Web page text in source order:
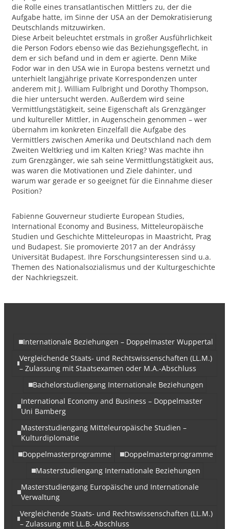
die Rolle eines transatlantischen Mittlers zu, der die
Aufgabe hatte, im Sinne der USA an der Demokratisierung
Deutschlands mitzuwirken.
Diese Arbeit beleuchtet erstmals in großer Ausführlichkeit
die Person Fodors ebenso wie das Beziehungsgeflecht, in
dem er sich befand und in dem er agierte. Denn Mike
Fodor war in den USA wie in Europa bestens vernetzt und
unterhielt langjährige private Korrespondenzen unter
anderem mit J. William Fulbright und Dorothy Thompson,
die hier untersucht werden. Außerdem wird seine
Vermittlungstätigkeit, seine Eigenschaft als Grenzgänger
und kultureller Mittler, in Augenschein genommen – wer
übernahm im konkreten Einzelfall die Aufgabe des
Vermittlers zwischen Amerika und Deutschland nach dem
Zweiten Weltkrieg und im Kalten Krieg? Was machte ihn
zum Grenzgänger, wie sah seine Vermittlungstätigkeit aus,
was waren die Motivationen und Ziele dahinter, und
warum war gerade er so geeignet für die Einnahme dieser
Position?
Fabienne Gouverneur studierte European Studies,
International Economy and Business, Mitteleuropäische
Studien und Geschichte Mitteleuropas in Maastricht, Prag
und Budapest. Sie promovierte 2017 an der Andrássy
Universität Budapest. Ihre Forschungsinteressen sind u.a.
Themen des Nationalsozialismus und der Kulturgeschichte
der Nachkriegszeit.
Internationale Beziehungen – Doppelmaster Wuppertal
Vergleichende Staats- und Rechtswissenschaften (LL.M.)
– Zulassung mit Staatsexamen oder M.A.-Abschluss
Bachelorstudiengang Internationale Beziehungen
International Economy and Business – Doppelmaster
Uni Bamberg
Masterstudiengang Mitteleuropäische Studien –
Kulturdiplomatie
Doppelmasterprogramme
Doppelmasterprogramme
Masterstudiengang Internationale Beziehungen
Masterstudiengang Europäische und Internationale
Verwaltung
Vergleichende Staats- und Rechtswissenschaften (LL.M.)
– Zulassung mit LL.B.-Abschluss